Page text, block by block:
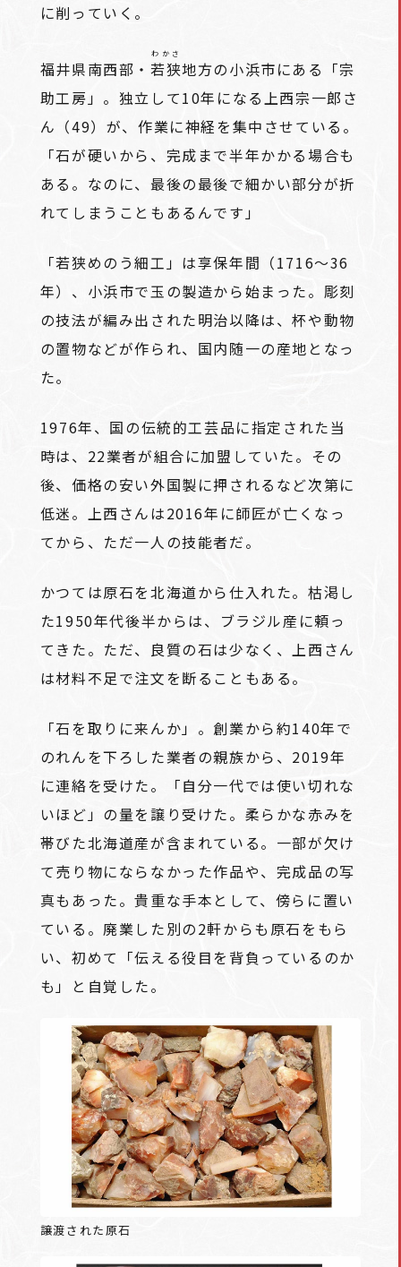
に削っていく。
福井県南西部・ 若狭
わかさ
地方の小浜市にある「宗
助工房」。独立して10年になる上西宗一郎さ
ん（49）が、作業に神経を集中させている。
「石が硬いから、完成まで半年かかる場合も
ある。なのに、最後の最後で細かい部分が折
れてしまうこともあるんです」
「若狭めのう細工」は享保年間（1716～36
年）、小浜市で玉の製造から始まった。彫刻
の技法が編み出された明治以降は、杯や動物
の置物などが作られ、国内随一の産地となっ
た。
1976年、国の伝統的工芸品に指定された当
時は、22業者が組合に加盟していた。その
後、価格の安い外国製に押されるなど次第に
低迷。上西さんは2016年に師匠が亡くなっ
てから、ただ一人の技能者だ。
かつては原石を北海道から仕入れた。枯渇し
た1950年代後半からは、ブラジル産に頼っ
てきた。ただ、良質の石は少なく、上西さん
は材料不足で注文を断ることもある。
「石を取りに来んか」。創業から約140年で
のれんを下ろした業者の親族から、2019年
に連絡を受けた。「自分一代では使い切れな
いほど」の量を譲り受けた。柔らかな赤みを
帯びた北海道産が含まれている。一部が欠け
て売り物にならなかった作品や、完成品の写
真もあった。貴重な手本として、傍らに置い
ている。廃業した別の2軒からも原石をもら
い、初めて「伝える役目を背負っているのか
も」と自覚した。
譲渡された原石